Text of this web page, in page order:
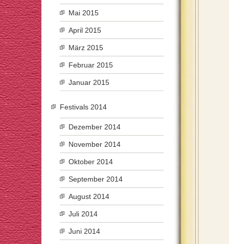
Mai 2015
April 2015
März 2015
Februar 2015
Januar 2015
Festivals 2014
Dezember 2014
November 2014
Oktober 2014
September 2014
August 2014
Juli 2014
Juni 2014